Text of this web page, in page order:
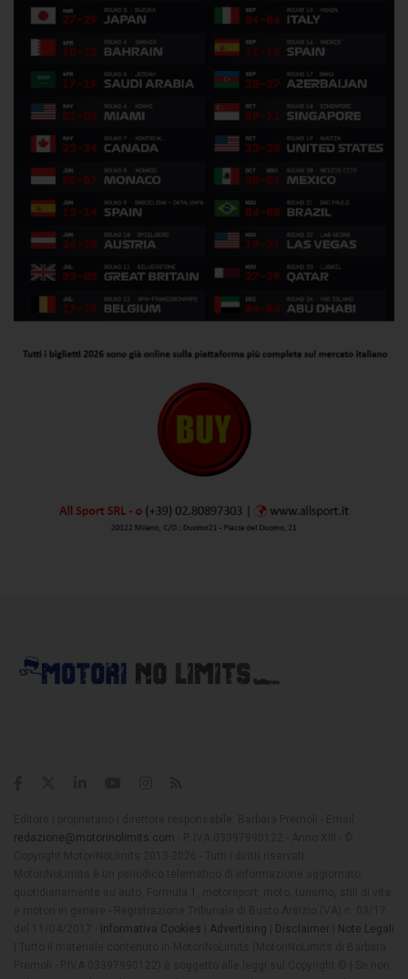
redazione@motorinolimits.com
Informativa Cookies Advertising Disclaimer
Note Legali